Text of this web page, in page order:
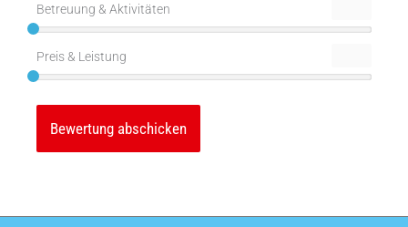
Betreuung & Aktivitäten
Preis & Leistung